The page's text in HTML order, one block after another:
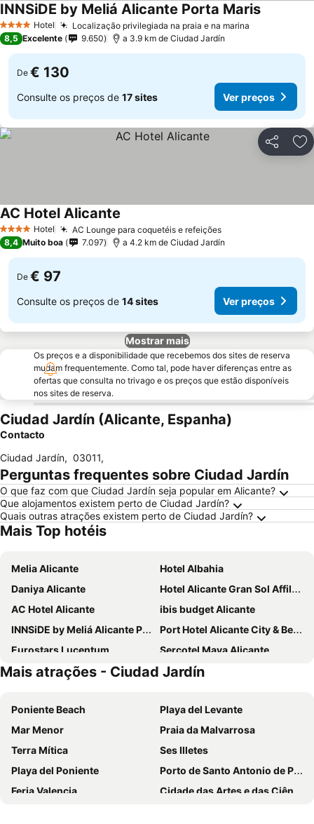
4 EstrelasHotel Localização privilegiada na praia e na marina
INNSiDE by Meliá Alicante Porta Maris
8,5 Excelente 9.650 a 3.9 km de Ciudad Jardín
De € 130
Consulte os preços de 17 sites Ver preços
Partilhar
4 EstrelasHotel AC Lounge para coquetéis e refeições
AC Hotel Alicante
8,4 Muito boa 7.097 a 4.2 km de Ciudad Jardín
De € 97
Consulte os preços de 14 sites Ver preços
Mostrar mais
Os preços e a disponibilidade que recebemos dos sites de reserva
mudam frequentemente. Como tal, pode haver diferenças entre as
ofertas que consulta no trivago e os preços que estão disponíveis
nos sites de reserva.
Ciudad Jardín (Alicante, Espanha)
Contacto
Ciudad Jardín, 03011,
Perguntas frequentes sobre Ciudad Jardín
O que faz com que Ciudad Jardín seja popular em Alicante?
Que alojamentos existem perto de Ciudad Jardín?
Quais outras atrações existem perto de Ciudad Jardín?
Mais Top hotéis
Melia Alicante
Hotel Albahia
Daniya Alicante
Hotel Alicante Gran Sol Affiliated by Meliá
AC Hotel Alicante
ibis budget Alicante
INNSiDE by Meliá Alicante Porta Maris
Port Hotel Alicante City & Beach
Eurostars Lucentum
Sercotel Maya Alicante
B&B HOTEL Alicante
Eurostars Centrum Alicante
Hotel Boutique Calas de Alicante
Hotel La Milagrosa
Occidental Alicante
Hotel Bonalba Alicante
Travelodge Alicante Puerto
ibis Alicante
AJ Gran Alacant by SH Hoteles
Hospedium Hotel Abril
Hotel Leuka
Bypillow Paseo
Mais atrações - Ciudad Jardín
Poniente Beach
Playa del Levante
Mar Menor
Praia da Malvarrosa
Terra Mítica
Ses Illetes
Playa del Poniente
Porto de Santo Antonio de Portmany
Feria Valencia
Cidade das Artes e das Ciências